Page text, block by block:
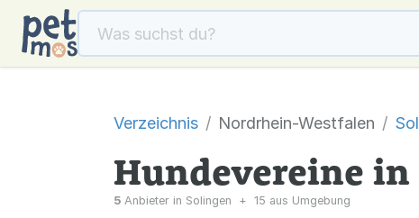
Verzeichnis Nordrhein-Westfalen
Hundevereine in
5 Anbieter in Solingen + 15 aus Umgebung